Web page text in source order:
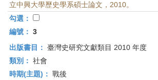
立中興大學歷史學系碩士論文，2010。
勾選：
編號： 3
出版書目： 臺灣史研究文獻類目 2010 年度
類別： 社會
時期(主題)： 戰後